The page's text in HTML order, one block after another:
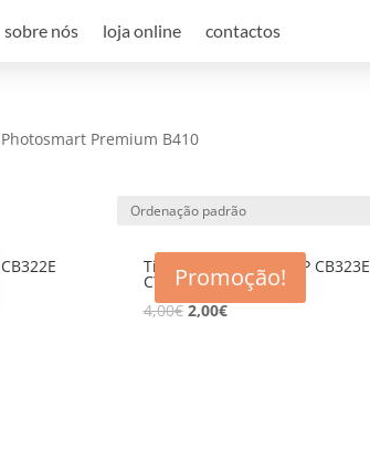
sobre nós loja online contactos
Photosmart Premium B410
Promoção!
Tinteiro compativel HP CB323E
CY (364XL)
4,00€ 2,00€